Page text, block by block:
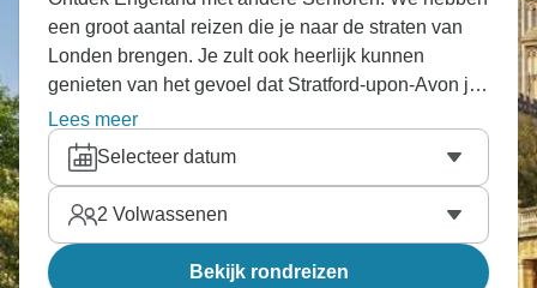
een groot aantal reizen die je naar de straten van
Londen brengen. Je zult ook heerlijk kunnen
genieten van het gevoel dat Stratford-upon-Avon je
geeft.
Lees meer
Selecteer datum
2 Volwassenen
Bekijk rondreizen